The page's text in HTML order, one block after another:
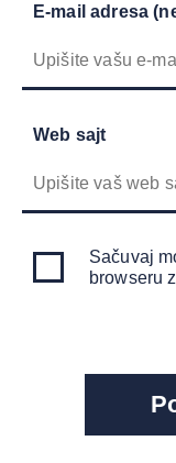
E-mail adresa
Web sajt
Sačuvaj
browseru